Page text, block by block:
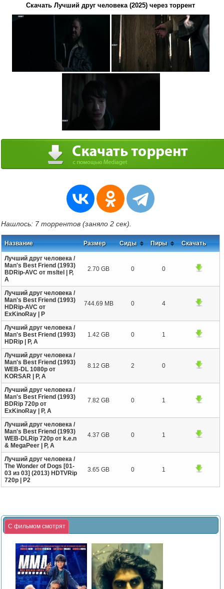
Скачать Лучший друг человека (2025) через торрент
Нашлось: 7 торрентов (заняло 2 сек).
Название Размер Сиды Пиры Скачать
Лучший друг человека /
Man's Best Friend (1993)
BDRip-AVC от msltel | P,
A
2.70 GB 0 0
Лучший друг человека /
Man's Best Friend (1993)
HDRip-AVC от
ExKinoRay | P
744.69 MB 0 4
Лучший друг человека /
Man's Best Friend (1993)
HDRip | P, A
1.42 GB 0 1
Лучший друг человека /
Man's Best Friend (1993)
WEB-DL 1080p от
KORSAR | P, A
8.12 GB 2 0
Лучший друг человека /
Man's Best Friend (1993)
BDRip 720p от
ExKinoRay | P, A
7.82 GB 0 1
Лучший друг человека /
Man's Best Friend (1993)
WEB-DLRip 720p от k.e.n
& MegaPeer | P, A
4.37 GB 0 1
Лучший друг человека /
The Wonder of Dogs [01-
03 из 03] (2013) HDTVRip
720p | P2
3.65 GB 0 1
С фильмом смотрят